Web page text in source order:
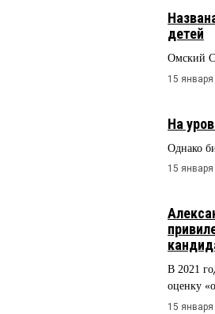
детей
Омский
15
На
Однако
15
В 2021
оценку
15